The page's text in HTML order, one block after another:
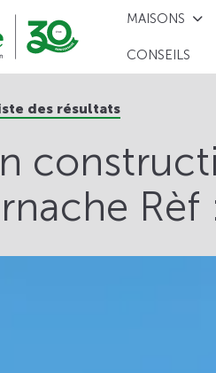
MAISONS
CONSEILS
des résultats